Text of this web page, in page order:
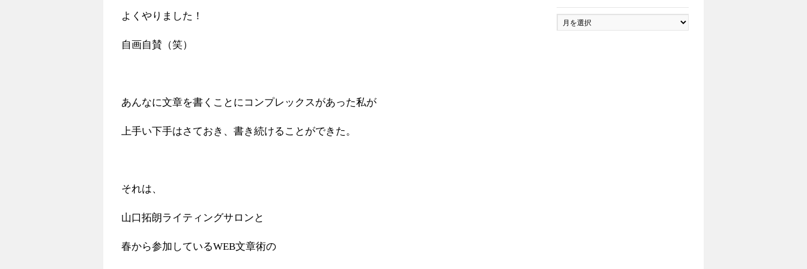
よくやりました！
自画自賛（笑）
あんなに文章を書くことにコンプレックスがあった私が
上手い下手はさておき、書き続けることができた。
それは、
山口拓朗ライティングサロンと
春から参加しているWEB文章術の
ア
ー